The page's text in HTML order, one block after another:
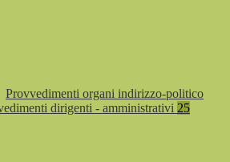
Provvedimenti organi indirizzo-politico
dirigenti - amministrativi 25